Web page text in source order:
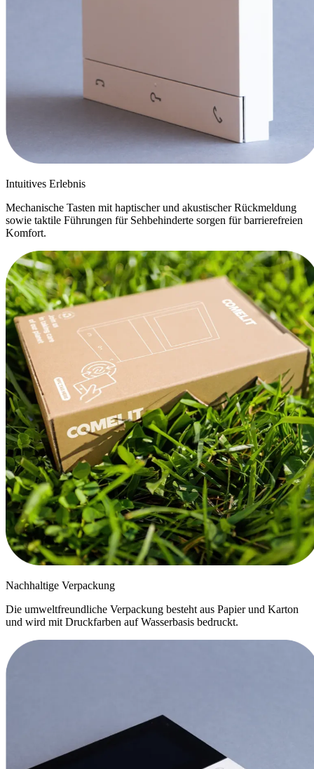
Intuitives Erlebnis
Mechanische Tasten mit haptischer und akustischer Rückmeldung
sowie taktile Führungen für Sehbehinderte sorgen für barrierefreien
Komfort.
Nachhaltige Verpackung
Die umweltfreundliche Verpackung besteht aus Papier und Karton
und wird mit Druckfarben auf Wasserbasis bedruckt.